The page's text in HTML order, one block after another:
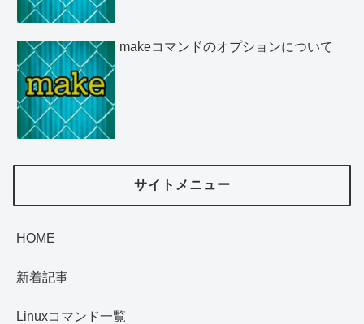
makeコマンドのオプションについて
サイトメニュー
HOME
新着記事
Linuxコマンド一覧